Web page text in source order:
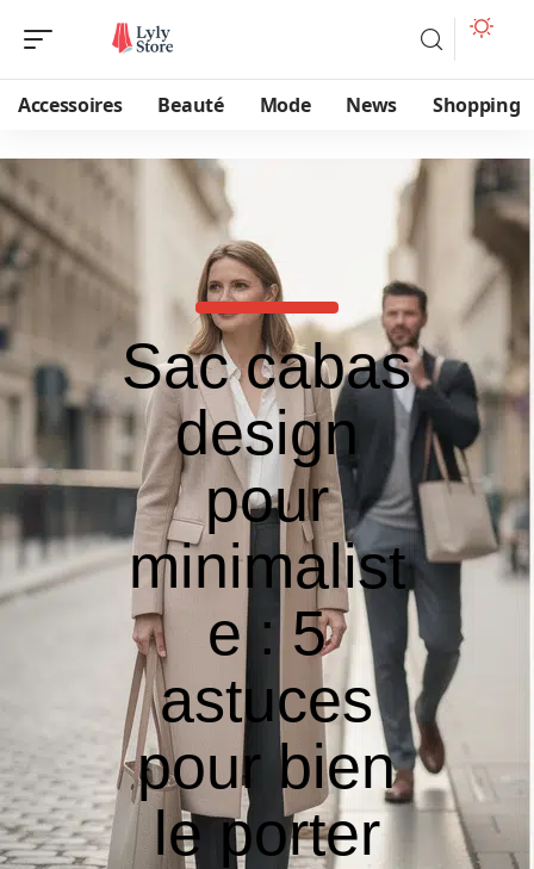
Accessoires Beauté Mode News Shopping
Sac cabas
design
pour
minimalist
e : 5
astuces
pour bien
le porter